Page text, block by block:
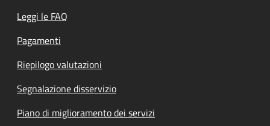
Leggi le FAQ
Pagamenti
Riepilogo valutazioni
Segnalazione disservizio
Piano di miglioramento dei servizi